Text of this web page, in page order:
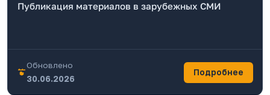
Публикация материалов в зарубежных СМИ
Обновлено
30.06.2026
Подробнее